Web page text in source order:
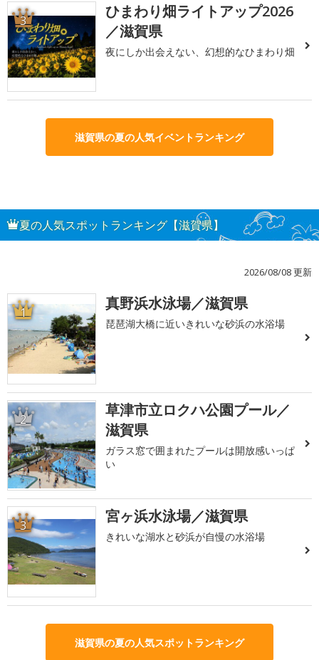
3
ひまわり畑ライトアップ2026
／滋賀県
夜にしか出会えない、幻想的なひまわり畑
滋賀県の夏の人気イベントランキング
夏の人気スポットランキング【滋賀県】
2026/08/08 更新
1 真野浜水泳場／滋賀県
琵琶湖大橋に近いきれいな砂浜の水浴場
2
草津市立ロクハ公園プール／
滋賀県
ガラス窓で囲まれたプールは開放感いっぱ
い
3 宮ヶ浜水泳場／滋賀県
きれいな湖水と砂浜が自慢の水浴場
滋賀県の夏の人気スポットランキング